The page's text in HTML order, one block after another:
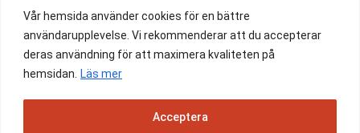
Vår hemsida använder cookies för en bättre
användarupplevelse. Vi rekommenderar att du accepterar
deras användning för att maximera kvaliteten på
hemsidan. Läs mer
Acceptera